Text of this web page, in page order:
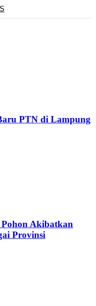
PTN di Lampung
Akibatkan
Provinsi